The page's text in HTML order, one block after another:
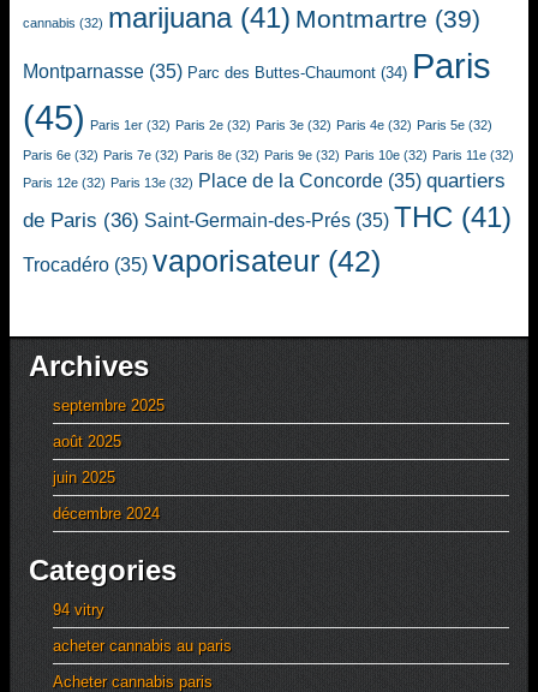
cannabis (32) marijuana(41) Montmartre (39)
Montparnasse (35) Parc des Buttes-Chaumont (34) Paris
(45) Paris 1er (32) Paris 2e (32) Paris 3e (32) Paris 4e (32) Paris 5e (32)
Paris 6e (32) Paris 7e (32) Paris 8e (32) Paris 9e (32) Paris 10e (32) Paris 11e (32)
Paris 12e (32) Paris 13e (32) Place de la Concorde (35) quartiers
de Paris (36) Saint-Germain-des-Prés (35) THC (41)
Trocadéro (35) vaporisateur (42)
Archives
septembre 2025
août 2025
juin 2025
décembre 2024
Categories
94 vitry
acheter cannabis au paris
Acheter cannabis paris